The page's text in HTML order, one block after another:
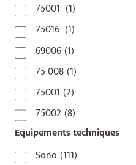
75001 (1)
75016 (1)
69006(1)
75 008(1)
75001 (2)
75002 (8)
75003(1)
75004(2)
Equipements techniques
Sono (111)